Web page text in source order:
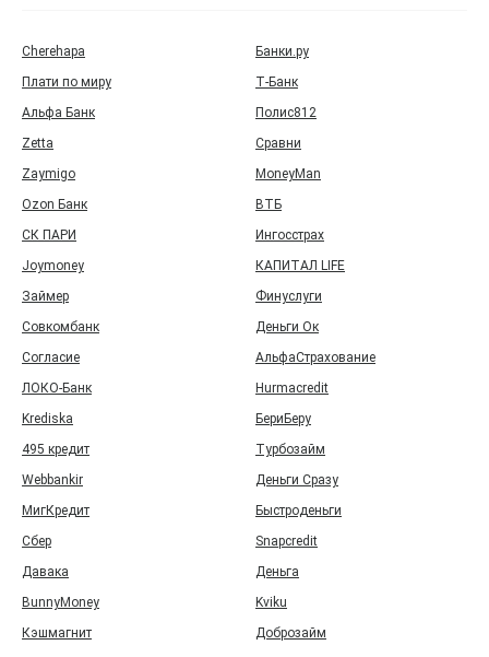
Cherehapa
Банки.ру
Плати по миру
Т‑Банк
Альфа Банк
Полис812
Zetta
Сравни
Zaymigo
MoneyMan
Ozon Банк
ВТБ
СК ПАРИ
Ингосстрах
Joymoney
КАПИТАЛ LIFE
Займер
Финуслуги
Совкомбанк
Деньги Ок
Согласие
АльфаСтрахование
ЛОКО-Банк
Hurmacredit
Krediska
БериБеру
495 кредит
Турбозайм
Webbankir
Деньги Сразу
МигКредит
Быстроденьги
Сбер
Snapcredit
Давака
Деньга
BunnyMoney
Kviku
Кэшмагнит
Доброзайм